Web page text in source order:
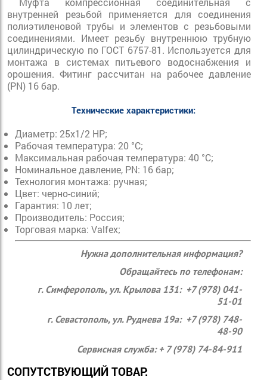
внутренней резьбой применяется для соединения
полиэтиленовой трубы и элементов с резьбовыми
соединениями. Имеет резьбу внутреннюю трубную
цилиндрическую по ГОСТ 6757-81. Используется для
монтажа в системах питьевого водоснабжения и
орошения. Фитинг рассчитан на рабочее давление
(PN) 16 бар.
Технические характеристики:
Диаметр: 25x1/2 НР;
Рабочая температура: 20 °С;
Максимальная рабочая температура: 40 °С;
Номинальное давление, PN: 16 бар;
Технология монтажа: ручная;
Цвет: черно-синий;
Гарантия: 10 лет;
Производитель: Россия;
Торговая марка: Valfex;
Нужна дополнительная информация?
Обращайтесь по телефонам:
г. Симферополь, ул. Крылова 131: +7 (978) 041-
51-01
г. Севастополь, ул. Руднева 19а: +7 (978) 748-
48-90
Сервисная служба: + 7 (978) 74-84-911
СОПУТСТВУЮЩИЙ ТОВАР: